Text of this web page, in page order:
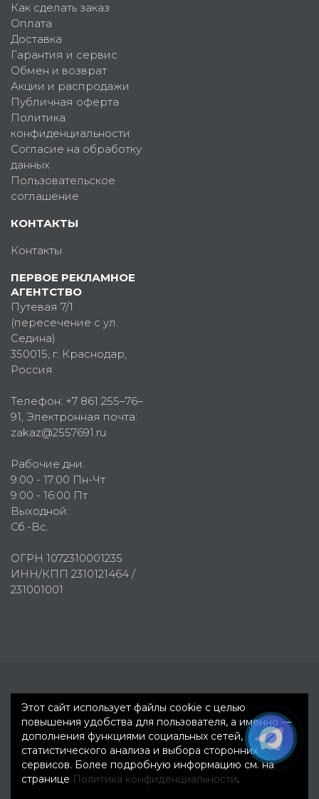
Как сделать заказ
Оплата
Доставка
Гарантия и сервис
Обмен и возврат
Акции и распродажи
Публичная оферта
Политика
конфиденциальности
Согласие на обработку
данных
Пользовательское
соглашение
КОНТАКТЫ
Контакты
ПЕРВОЕ РЕКЛАМНОЕ
АГЕНТСТВО
Путевая 7/1
(пересечение с ул.
Седина)
350015, г. Краснодар,
Россия
Телефон: +7 861 255–76–
91, Электронная почта:
zakaz@2557691.ru
Рабочие дни:
9:00 - 17:00 Пн-Чт
9:00 - 16:00 Пт
Выходной:
Сб.-Вс.
ОГРН 1072310001235
ИНН/КПП 2310121464 /
231001001
Этот сайт использует файлы cookie с целью
повышения удобства для пользователя, а именно —
дополнения функциями социальных сетей,
статистического анализа и выбора сторонних
сервисов. Более подробную информацию см. на
странице Политика конфиденциальности.